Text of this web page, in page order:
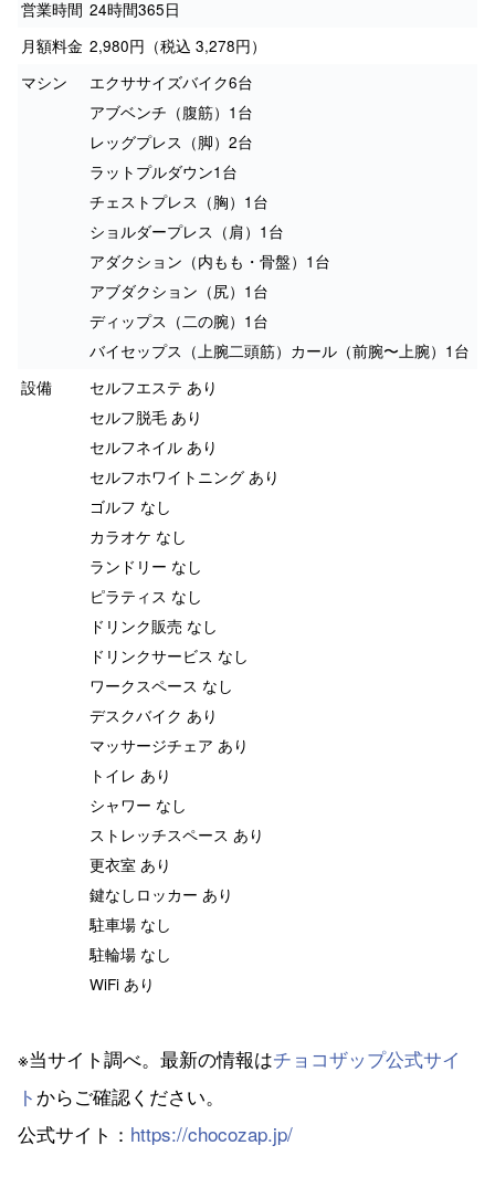
営業時間 24時間365日
月額料金 2,980円（税込 3,278円）
マシン
エクササイズバイク6台
アブベンチ（腹筋）1台
レッグプレス（脚）2台
ラットプルダウン1台
チェストプレス（胸）1台
ショルダープレス（肩）1台
アダクション（内もも・骨盤）1台
アブダクション（尻）1台
ディップス（二の腕）1台
バイセップス（上腕二頭筋）カール（前腕〜上腕）1台
設備
セルフエステ あり
セルフ脱毛 あり
セルフネイル あり
セルフホワイトニング あり
ゴルフ なし
カラオケ なし
ランドリー なし
ピラティス なし
ドリンク販売 なし
ドリンクサービス なし
ワークスペース なし
デスクバイク あり
マッサージチェア あり
トイレ あり
シャワー なし
ストレッチスペース あり
更衣室 あり
鍵なしロッカー あり
駐車場 なし
駐輪場 なし
WiFi あり
※当サイト調べ。最新の情報はチョコザップ公式サイ
ト からご確認ください。
公式サイト： https://chocozap.jp/